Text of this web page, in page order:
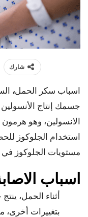
شارك
اسباب سكر الحمل،
جسمك إنتاج الأنسولين
الانسولين، وهو
استخدام الجلوكوز
مستويات الجلوكوز
اسباب
أثناء الحمل،
بتغييرات أخرى،